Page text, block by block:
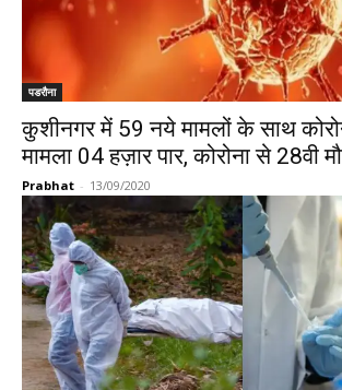
पडरौना
कुशीनगर में 59 नये मामलों के साथ
मामला 04 हज़ार पार, कोरोना से 28वी
Prabhat - 13/09/2020